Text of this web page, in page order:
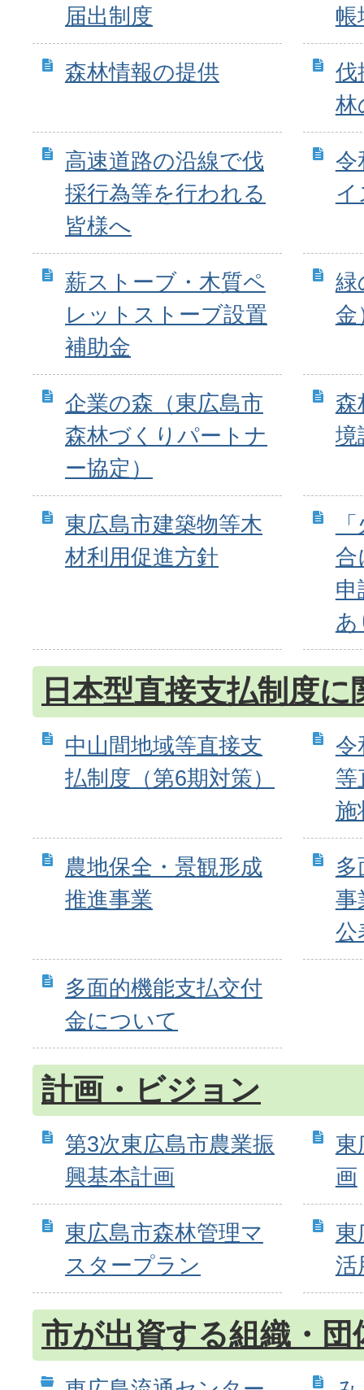
届出制度
帳
森林情報の提供
伐
林
高速道路の沿線で伐
採行為等を行われる
皆様へ
令
薪ストーブ・木質ペ
レットストーブ設置
補助金
緑
金
企業の森（東広島市
森林づくりパートナ
ー協定）
森
境
東広島市建築物等木
材利用促進方針
合
申
あ
日本型直接支払制度
中山間地域等直接支
払制度（第6期対策）
令
等
施
農地保全・景観形成
推進事業
多
事
公
多面的機能支払交付
金について
計画・ビジョン
第3次東広島市農業振
興基本計画
東
画
東広島市森林管理マ
スタープラン
東
活
市が出資する組織・団